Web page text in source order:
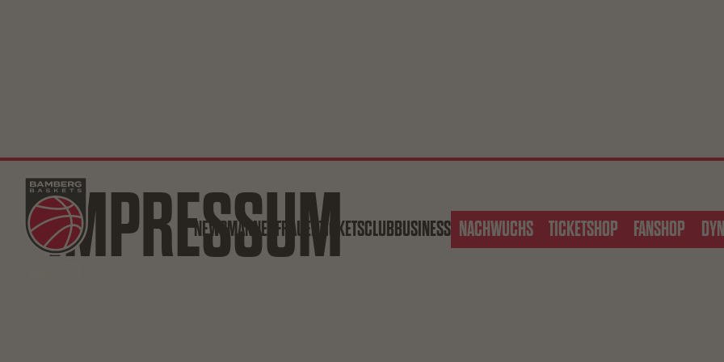
NEWSMÄNNER FRAUEN TICKETSCLUBBUSINESS NACHWUCHS TICKETSHOP FANSHOP DYN
IMPRESSUM